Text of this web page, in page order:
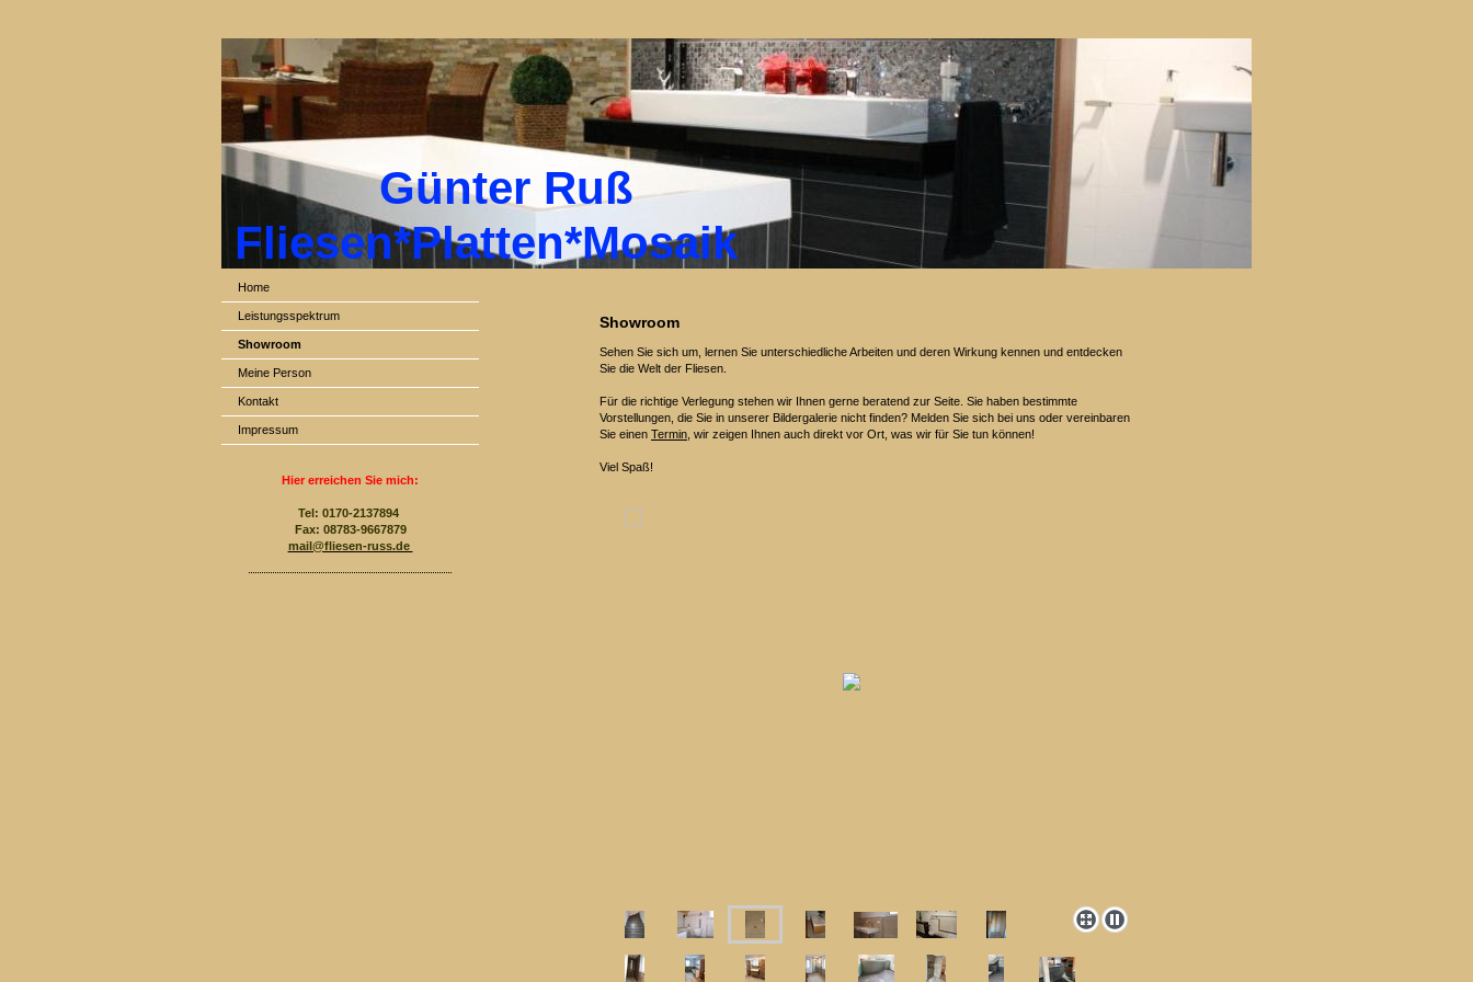
Günter Ruß
Fliesen*Platten*Mosaik
Home
Leistungsspektrum
Showroom
Meine Person
Kontakt
Impressum
Hier erreichen Sie mich:
Tel: 0170-2137894
Fax: 08783-9667879
mail@fliesen-russ.de
Showroom
Sehen Sie sich um, lernen Sie unterschiedliche Arbeiten und deren Wirkung kennen und entdecken
Sie die Welt der Fliesen.
Für die richtige Verlegung stehen wir Ihnen gerne beratend zur Seite. Sie haben bestimmte
Vorstellungen, die Sie in unserer Bildergalerie nicht finden? Melden Sie sich bei uns oder vereinbaren
Sie einen Termin , wir zeigen Ihnen auch direkt vor Ort, was wir für Sie tun können!
Viel Spaß!